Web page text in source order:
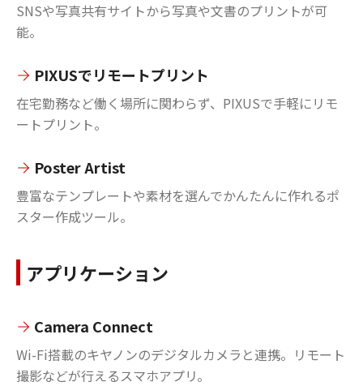
SNSや写真共有サイトから写真や文書のプリントが可
能。
PIXUSでリモートプリント
在宅勤務など働く場所に関わらず、PIXUSで手軽にリモ
ートプリント。
Poster Artist
豊富なテンプレートや素材を選んでかんたんに作れるポ
スター作成ツール。
アプリケーション
Camera Connect
Wi-Fi搭載のキヤノンのデジタルカメラと連携。リモート
撮影などが行えるスマホアプリ。